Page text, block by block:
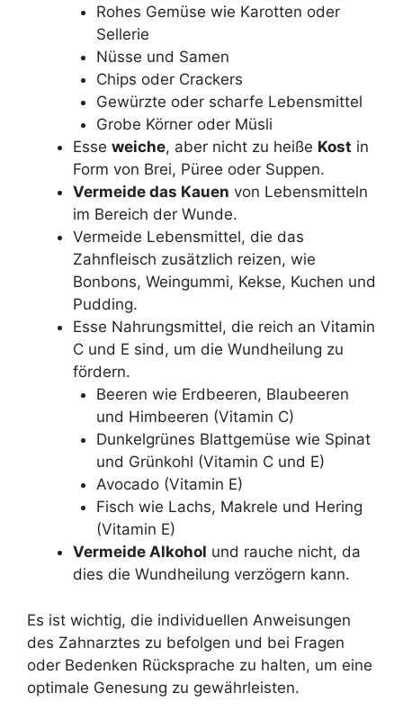
Rohes Gemüse wie Karotten oder
Sellerie
Nüsse und Samen
Chips oder Crackers
Gewürzte oder scharfe Lebensmittel
Grobe Körner oder Müsli
Esse weiche, aber nicht zu heiße Kost in
Form von Brei, Püree oder Suppen.
Vermeide das Kauen von Lebensmitteln
im Bereich der Wunde.
Vermeide Lebensmittel, die das
Zahnfleisch zusätzlich reizen, wie
Bonbons, Weingummi, Kekse, Kuchen und
Pudding.
Esse Nahrungsmittel, die reich an Vitamin
C und E sind, um die Wundheilung zu
fördern.
Beeren wie Erdbeeren, Blaubeeren
und Himbeeren (Vitamin C)
Dunkelgrünes Blattgemüse wie Spinat
und Grünkohl (Vitamin C und E)
Avocado (Vitamin E)
Fisch wie Lachs, Makrele und Hering
(Vitamin E)
Vermeide Alkohol und rauche nicht, da
dies die Wundheilung verzögern kann.
Es ist wichtig, die individuellen Anweisungen
des Zahnarztes zu befolgen und bei Fragen
oder Bedenken Rücksprache zu halten, um eine
optimale Genesung zu gewährleisten.